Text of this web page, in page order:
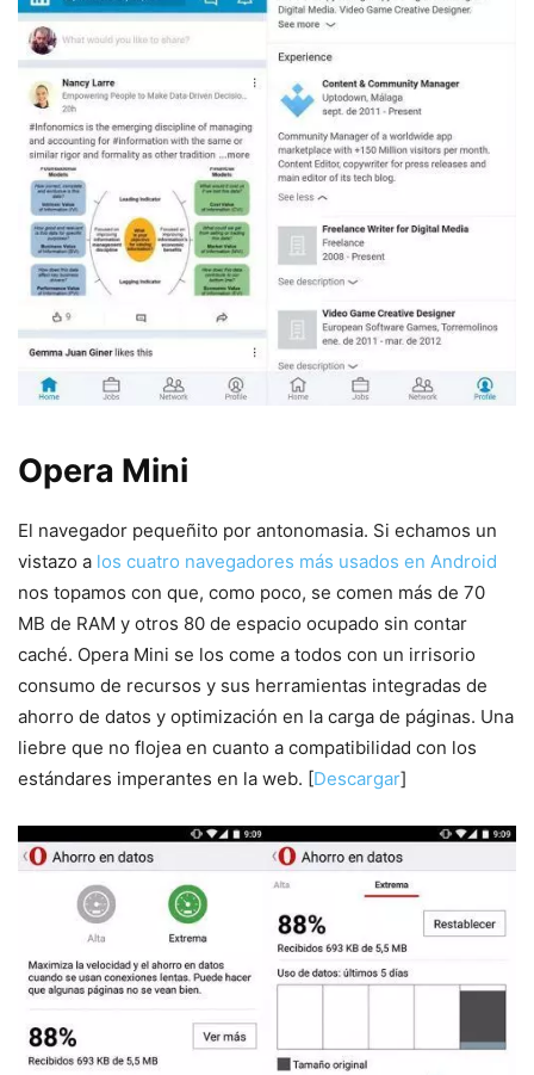
Opera Mini
El navegador pequeñito por antonomasia. Si echamos un
vistazo a los cuatro navegadores más usados en Android
nos topamos con que, como poco, se comen más de 70
MB de RAM y otros 80 de espacio ocupado sin contar
caché. Opera Mini se los come a todos con un irrisorio
consumo de recursos y sus herramientas integradas de
ahorro de datos y optimización en la carga de páginas. Una
liebre que no flojea en cuanto a compatibilidad con los
estándares imperantes en la web. [Descargar]